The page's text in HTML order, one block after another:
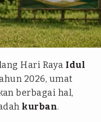
Hari Raya Idul
2026, umat
berbagai hal,
kurban.